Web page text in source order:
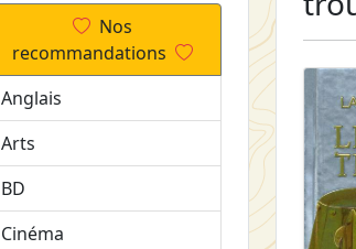
Nos
recommandations
Anglais
Arts
BD
Cinéma